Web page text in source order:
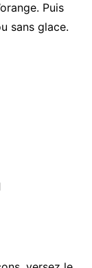
Puis
sans glace.